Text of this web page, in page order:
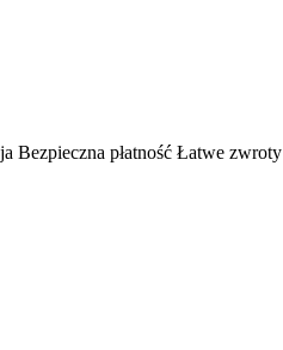
Bezpieczna płatność Łatwe zwroty